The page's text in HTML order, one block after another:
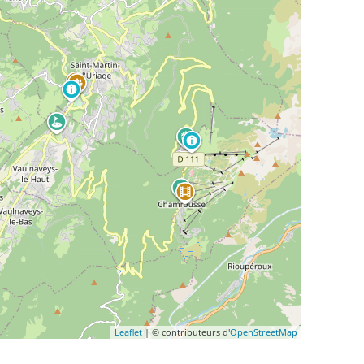
Leaflet | © contributeurs d'OpenStreetMap